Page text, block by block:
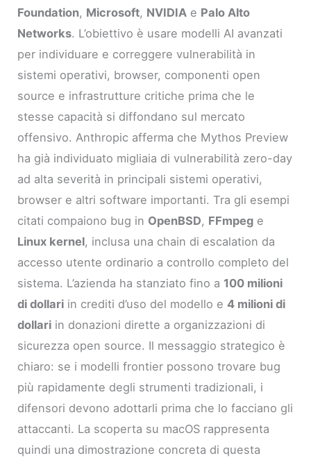
Foundation, Microsoft, NVIDIA e Palo Alto
Networks. L’obiettivo è usare modelli AI avanzati
per individuare e correggere vulnerabilità in
sistemi operativi, browser, componenti open
source e infrastrutture critiche prima che le
stesse capacità si diffondano sul mercato
offensivo. Anthropic afferma che Mythos Preview
ha già individuato migliaia di vulnerabilità zero-day
ad alta severità in principali sistemi operativi,
browser e altri software importanti. Tra gli esempi
citati compaiono bug in OpenBSD, FFmpeg e
Linux kernel, inclusa una chain di escalation da
accesso utente ordinario a controllo completo del
sistema. L’azienda ha stanziato fino a 100 milioni
di dollari in crediti d’uso del modello e4 milioni di
dollari in donazioni dirette a organizzazioni di
sicurezza open source. Il messaggio strategico è
chiaro: se i modelli frontier possono trovare bug
più rapidamente degli strumenti tradizionali, i
difensori devono adottarli prima che lo facciano gli
attaccanti. La scoperta su macOS rappresenta
quindi una dimostrazione concreta di questa